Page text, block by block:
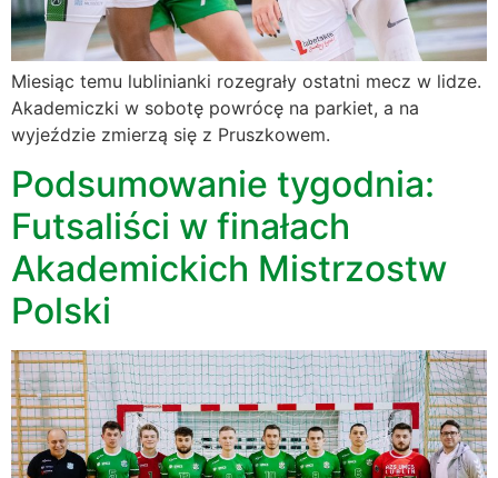
Miesiąc temu lublinianki rozegrały ostatni mecz w lidze.
Akademiczki w sobotę powrócę na parkiet, a na
wyjeździe zmierzą się z Pruszkowem.
Podsumowanie tygodnia:
Futsaliści w finałach
Akademickich Mistrzostw
Polski